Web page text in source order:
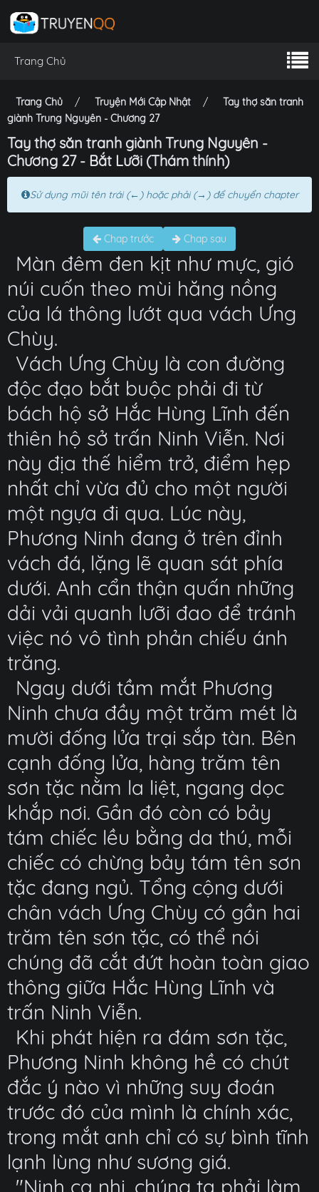
Trang Chủ
Trang Chủ Truyện Mới Cập Nhật
Tay thợ săn tranh
giành Trung Nguyên - Chương 27
Tay thợ săn tranh giành Trung Nguyên -
Chương 27 - Bắt Lưỡi (Thám thính)
Sử dụng mũi tên trái (←) hoặc phải (→) để chuyển chapter
Chap trước Chap sau
Màn đêm đen kịt như mực, gió
núi cuốn theo mùi hăng nồng
của lá thông lướt qua vách Ưng
Chùy.
Vách Ưng Chùy là con đường
độc đạo bắt buộc phải đi từ
bách hộ sở Hắc Hùng Lĩnh đến
thiên hộ sở trấn Ninh Viễn. Nơi
này địa thế hiểm trở, điểm hẹp
nhất chỉ vừa đủ cho một người
một ngựa đi qua. Lúc này,
Phương Ninh đang ở trên đỉnh
vách đá, lặng lẽ quan sát phía
dưới. Anh cẩn thận quấn những
dải vải quanh lưỡi đao để tránh
việc nó vô tình phản chiếu ánh
trăng.
Ngay dưới tầm mắt Phương
Ninh chưa đầy một trăm mét là
mười đống lửa trại sắp tàn. Bên
cạnh đống lửa, hàng trăm tên
sơn tặc nằm la liệt, ngang dọc
khắp nơi. Gần đó còn có bảy
tám chiếc lều bằng da thú, mỗi
chiếc có chừng bảy tám tên sơn
tặc đang ngủ. Tổng cộng dưới
chân vách Ưng Chùy có gần hai
trăm tên sơn tặc, có thể nói
chúng đã cắt đứt hoàn toàn giao
thông giữa Hắc Hùng Lĩnh và
trấn Ninh Viễn.
Khi phát hiện ra đám sơn tặc,
Phương Ninh không hề có chút
đắc ý nào vì những suy đoán
trước đó của mình là chính xác,
trong mắt anh chỉ có sự bình tĩnh
lạnh lùng như sương giá.
"Ninh ca nhi, chúng ta phải làm